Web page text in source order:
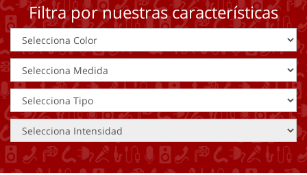
Filtra por nuestras características